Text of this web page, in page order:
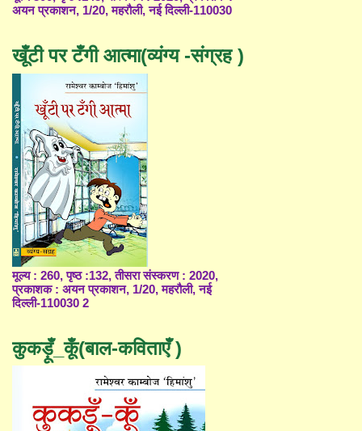
अयन प्रकाशन, 1/20, महरौली, नई दिल्ली-110030
खूँटी पर टँगी आत्मा(व्यंग्य -संग्रह )
मूल्य : 260, पृष्ठ :132, तीसरा संस्करण : 2020,
प्रकाशक : अयन प्रकाशन, 1/20, महरौली, नई
दिल्ली-110030 2
कुकड़ूँ_कूँ(बाल-कविताएँ )